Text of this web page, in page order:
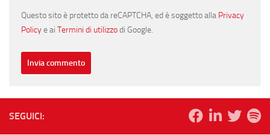
Questo sito è protetto da reCAPTCHA, ed è soggetto alla Privacy
Policye ai Termini di utilizzodi Google.
SEGUICI: